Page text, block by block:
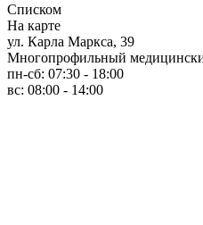
Списком
На карте
ул. Карла Маркса, 39
Многопрофильный
пн-сб: 07:30 - 18:00
вс: 08:00 - 14:00